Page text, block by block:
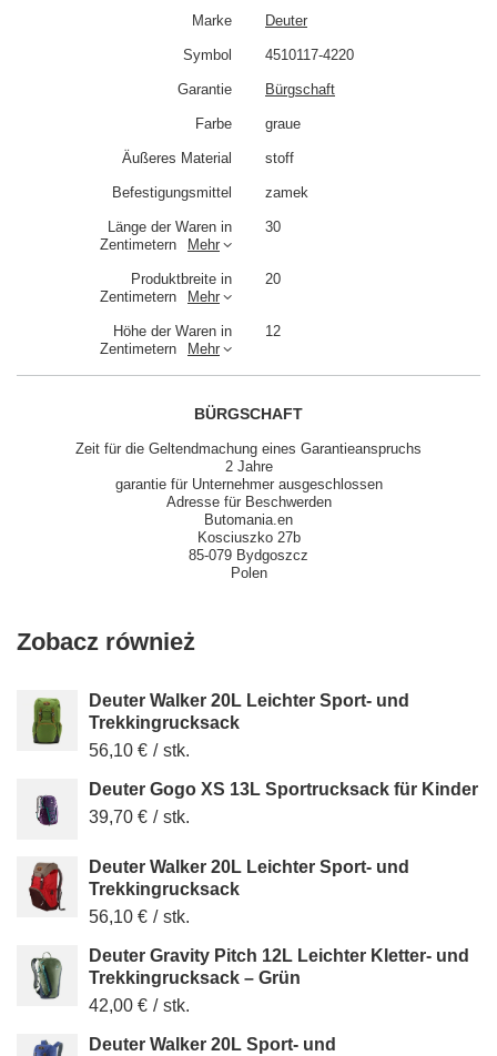
Marke Deuter
Symbol 4510117-4220
Garantie Bürgschaft
Farbe graue
Äußeres Material stoff
Befestigungsmittel zamek
Länge der Waren in
Zentimetern
Mehr
30
Produktbreite in
Zentimetern
Mehr
20
Höhe der Waren in
Zentimetern
Mehr
12
BÜRGSCHAFT
Zeit für die Geltendmachung eines Garantieanspruchs
2 Jahre
garantie für Unternehmer ausgeschlossen
Adresse für Beschwerden
Butomania.en
Kosciuszko 27b
85-079 Bydgoszcz
Polen
Zobacz również
Deuter Walker 20L Leichter Sport- und
Trekkingrucksack
56,10 € / stk.
Deuter Gogo XS 13L Sportrucksack für Kinder
39,70 € / stk.
Deuter Walker 20L Leichter Sport- und
Trekkingrucksack
56,10 € / stk.
Deuter Gravity Pitch 12L Leichter Kletter- und
Trekkingrucksack – Grün
42,00 € / stk.
Deuter Walker 20L Sport- und